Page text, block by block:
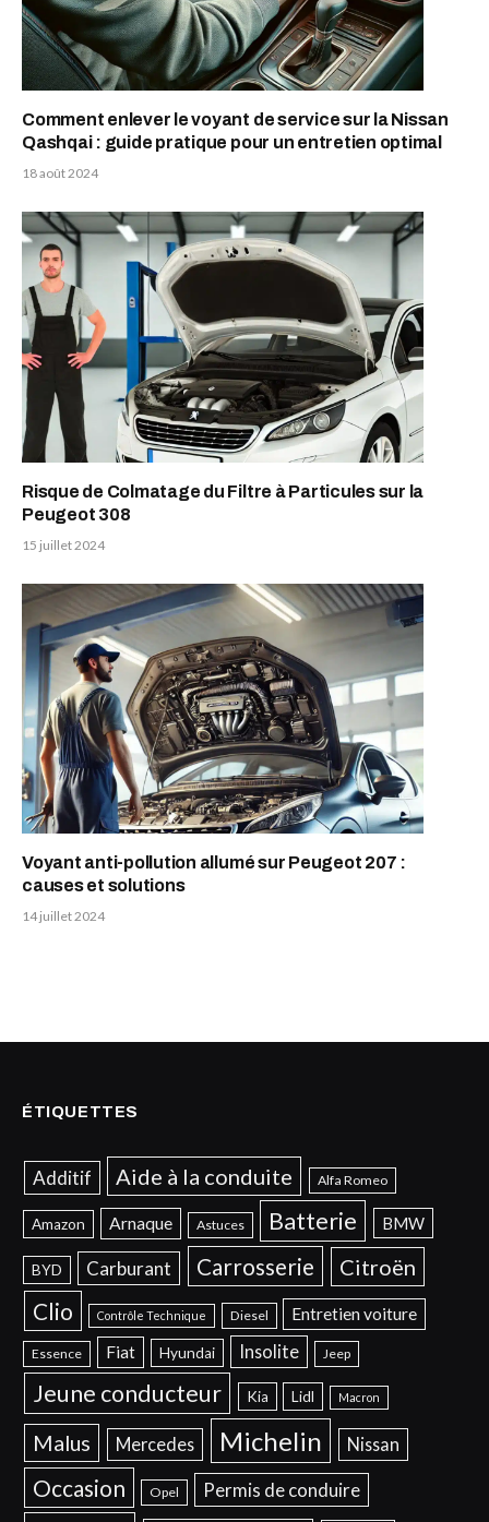
Comment enlever le voyant de service sur la Nissan
Qashqai : guide pratique pour un entretien optimal
18 août 2024
Risque de Colmatage du Filtre à Particules sur la
Peugeot 308
15 juillet 2024
Voyant anti-pollution allumé sur Peugeot 207 :
causes et solutions
14 juillet 2024
ÉTIQUETTES
Additif Aide à la conduite Alfa Romeo
Amazon Arnaque Astuces Batterie BMW
BYD Carburant Carrosserie Citroën
Clio Contrôle Technique Diesel Entretien voiture
Essence Fiat Hyundai Insolite Jeep
Jeune conducteur Kia Lidl Macron
Malus Mercedes Michelin Nissan
Occasion Opel Permis de conduire